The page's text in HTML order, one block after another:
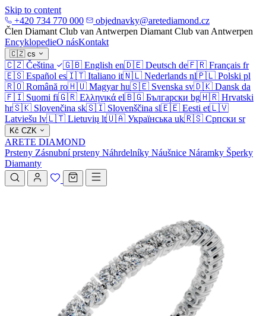
Skip to content
+420 734 770 000
objednavky@aretediamond.cz
Člen Diamant Club van Antwerpen Diamant Club van Antwerpen
EncyklopedieO násKontakt
🇨🇿 cs
🇨🇿 Čeština 🇬🇧 English en🇩🇪 Deutsch de🇫🇷 Français fr
🇪🇸 Español es🇮🇹 Italiano it🇳🇱 Nederlands nl🇵🇱 Polski pl
🇷🇴 Română ro🇭🇺 Magyar hu🇸🇪 Svenska sv🇩🇰 Dansk da
🇫🇮 Suomi fi🇬🇷 Ελληνικά el🇧🇬 Български bg🇭🇷 Hrvatski
hr🇸🇰 Slovenčina sk🇸🇮 Slovenščina sl🇪🇪 Eesti et🇱🇻
Latviešu lv🇱🇹 Lietuvių lt🇺🇦 Українська uk🇷🇸 Српски sr
Kč CZK
ARETE DIAMOND
Prsteny Zásnubní prsteny Náhrdelníky Náušnice Náramky Šperky
Diamanty